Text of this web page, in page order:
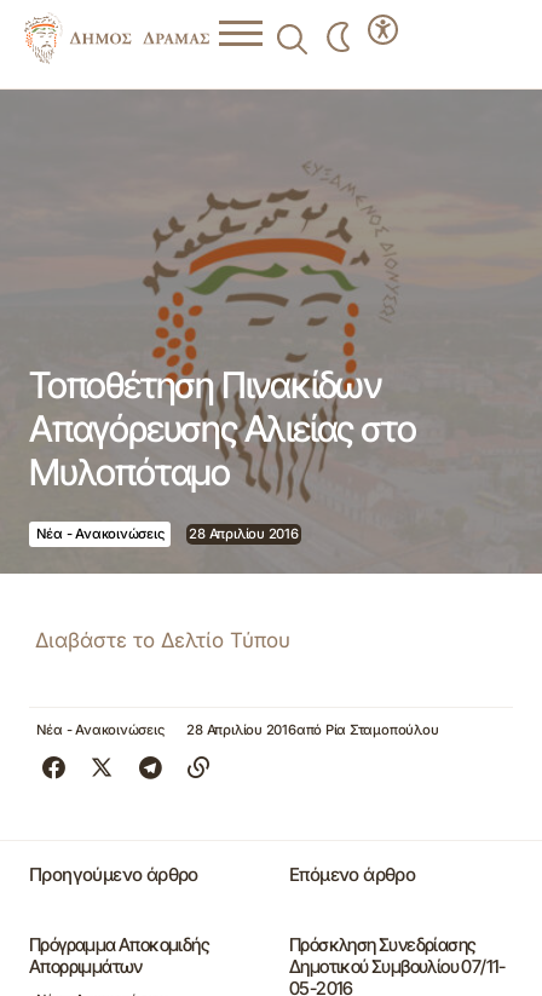
Τοποθέτηση Πινακίδων
Απαγόρευσης Αλιείας στο
Μυλοπόταμο
Νέα - Ανακοινώσεις 28 Απριλίου 2016
Διαβάστε το Δελτίο Τύπου
Νέα - Ανακοινώσεις 28 Απριλίου 2016από Ρία Σταμοπούλου
Προηγούμενο άρθρο
Πρόγραμμα Αποκομιδής
Απορριμμάτων
Επόμενο άρθρο
Πρόσκληση Συνεδρίασης
Δημοτικού Συμβουλίου 07/11-
05-2016